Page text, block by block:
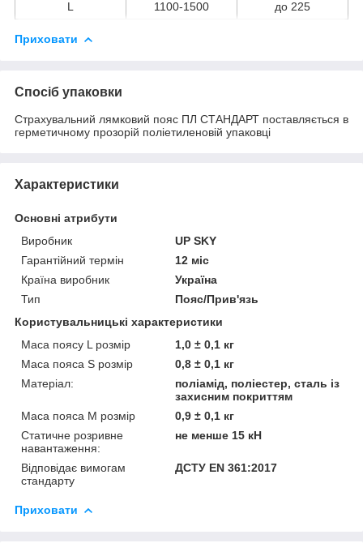
L 1100-1500 до 225
Приховати
Спосіб упаковки
Страхувальний лямковий пояс ПЛ СТАНДАРТ поставляється в
герметичному прозорій поліетиленовій упаковці
Характеристики
Основні атрибути
Виробник
UP SKY
Гарантійний термін
12 міс
Країна виробник
Україна
Тип
Пояс/Прив'язь
Користувальницькі характеристики
Маса поясу L розмір
1,0 ± 0,1 кг
Маса пояса S розмір
0,8 ± 0,1 кг
Матеріал:
поліамід, поліестер, сталь із
захисним покриттям
Маса пояса M розмір
0,9 ± 0,1 кг
Статичне розривне
навантаження:
не менше 15 кН
Відповідає вимогам
стандарту
ДСТУ EN 361:2017
Приховати